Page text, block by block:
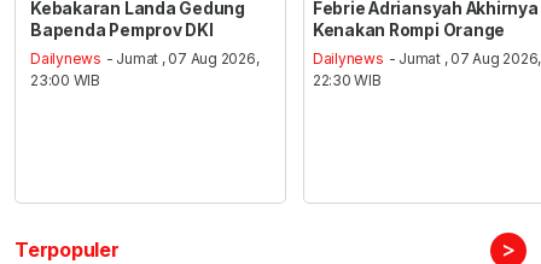
Kebakaran Landa Gedung
Bapenda Pemprov DKI
Dailynews - Jumat , 07 Aug 2026,
23:00 WIB
Febrie Adriansyah Akhirnya
Kenakan Rompi Orange
Dailynews - Jumat , 07 Aug 2026,
22:30 WIB
Terpopuler >